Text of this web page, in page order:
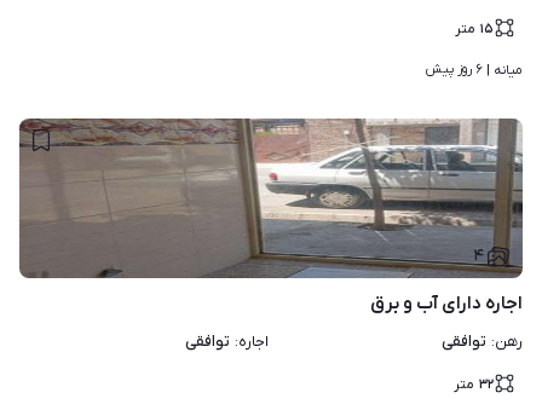
۱۵ متر
میانه | ۶ روز پیش
۴
اجاره دارای آب و برق
رهن: توافقی اجاره: توافقی
۳۲ متر